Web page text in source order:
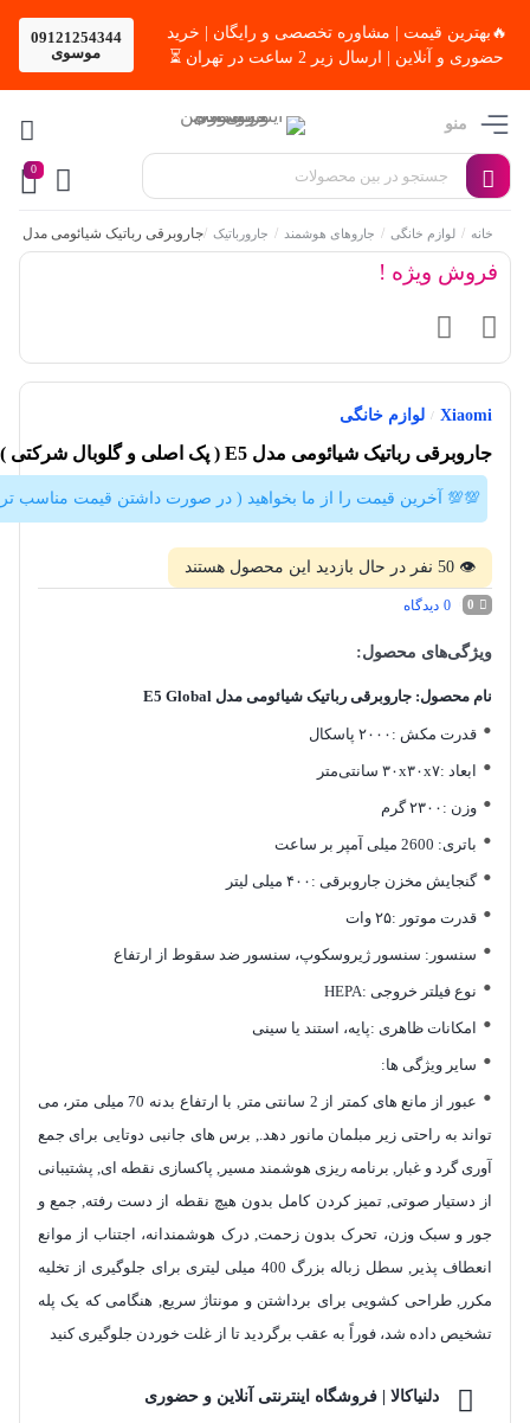
🔥بهترین قیمت | مشاوره تخصصی و رایگان | خرید
حضوری و آنلاین | ارسال زیر 2 ساعت در تهران ⏳
09121254344
موسوی
منو
0
خانه / لوازم خانگی / جاروهای هوشمند / جارورباتیک /جاروبرقی رباتیک شیائومی مدل E5 ( پک اصلی و گلوبال شرکتی )
فروش ویژه !
Xiaomi
/ لوازم خانگی
جاروبرقی رباتیک شیائومی مدل E5 ( پک اصلی و گلوبال شرکتی )
💯💯 آخرین قیمت را از ما بخواهید ( در صورت داشتن قیمت مناسب تر حتما تماس بگیرید )💯💯 گارانتی 100 روزه دلنیاکالا، تضمین بهترین قیمت، ارائه کالای اصل، اورجینال و آکبند به همراه مشاوره و آموزش تخصصی قبل و بعد از خرید🔥جارو رباتیک🔥 ⭐⭐ گارانتی می سرویس ( جاروهای رباتیک ) در مجموعه ما انجام میشه؛ پس با خیال
👁
50نفر در حال بازدید این محصول هستند
0
0 دیدگاه
ویژگی‌های محصول:
نام محصول: جاروبرقی رباتیک شیائومی مدل E5 Global
قدرت مکش :۲۰۰۰ پاسکال
ابعاد :۳۰x۳۰x۷ سانتی‌متر
وزن :۲۳۰۰ گرم
باتری: 2600 میلی آمپر بر ساعت
گنجایش مخزن جاروبرقی :۴۰۰ میلی لیتر
قدرت موتور :۲۵ وات
سنسور: سنسور ژیروسکوپ، سنسور ضد سقوط از ارتفاع
نوع فیلتر خروجی :HEPA
امکانات ظاهری :پایه، استند یا سینی
سایر ویژگی ‌ها:
عبور از مانع های کمتر از 2 سانتی متر, با ارتفاع بدنه 70 میلی متر، می
تواند به راحتی زیر مبلمان مانور دهد., برس های جانبی دوتایی برای جمع
آوری گرد و غبار, برنامه ریزی هوشمند مسیر, پاکسازی نقطه ای, پشتیبانی
از دستیار صوتی, تمیز کردن کامل بدون هیچ نقطه از دست رفته, جمع و
جور و سبک وزن، تحرک بدون زحمت, درک هوشمندانه، اجتناب از موانع
انعطاف پذیر, سطل زباله بزرگ 400 میلی لیتری برای جلوگیری از تخلیه
مکرر, طراحی کشویی برای برداشتن و مونتاژ سریع, هنگامی که یک پله
تشخیص داده شد، فوراً به عقب برگردید تا از غلت خوردن جلوگیری کنید
دلنیاکالا | فروشگاه اینترنتی آنلاین و حضوری